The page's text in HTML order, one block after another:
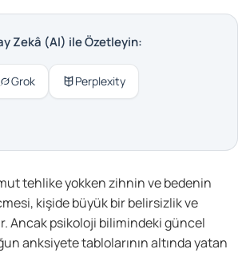
Zekâ (AI) ile Özetleyin:
Grok Perplexity
tehlike yokken zihnin ve bedenin
kişide büyük bir belirsizlik ve
Ancak psikoloji bilimindeki güncel
anksiyete tablolarının altında yatan